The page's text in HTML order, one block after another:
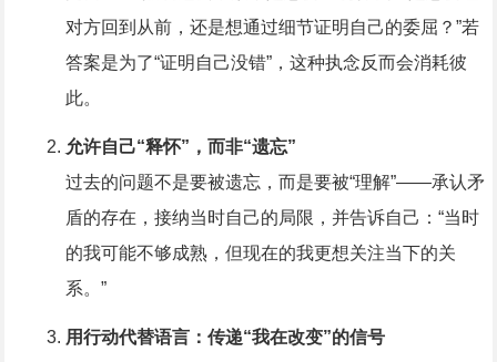
对方回到从前，还是想通过细节证明自己的委屈？”若
答案是为了“证明自己没错”，这种执念反而会消耗彼
此。
允许自己“释怀”，而非“遗忘”
过去的问题不是要被遗忘，而是要被“理解”——承认矛
盾的存在，接纳当时自己的局限，并告诉自己：“当时
的我可能不够成熟，但现在的我更想关注当下的关
系。”
用行动代替语言：传递“我在改变”的信号